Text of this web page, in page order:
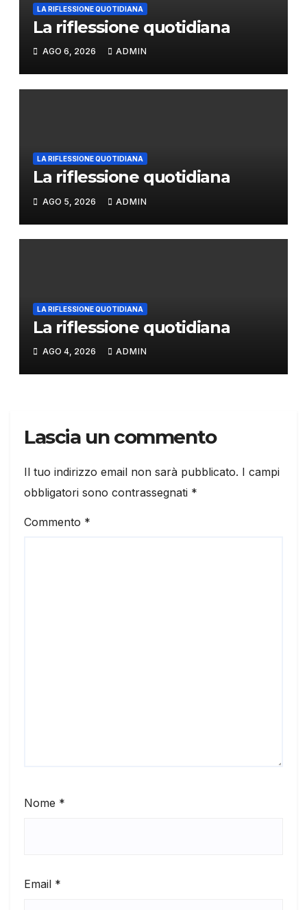
LA RIFLESSIONE QUOTIDIANA
La riflessione quotidiana
AGO 6, 2026 ADMIN
LA RIFLESSIONE QUOTIDIANA
La riflessione quotidiana
AGO 5, 2026 ADMIN
LA RIFLESSIONE QUOTIDIANA
La riflessione quotidiana
AGO 4, 2026 ADMIN
Lascia un commento
Il tuo indirizzo email non sarà pubblicato. I campi
obbligatori sono contrassegnati *
Commento *
Nome *
Email *